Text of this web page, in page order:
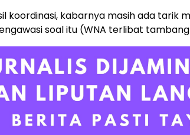
koordinasi, kabarnya masih ada tarik
soal itu (WNA terlibat